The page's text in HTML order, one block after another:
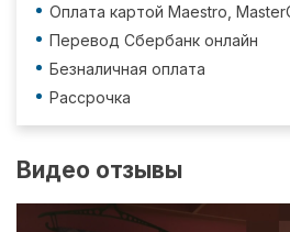
Оплата картой Maestro,
Перевод Сбербанк онлайн
Безналичная оплата
Рассрочка
Видео отзывы